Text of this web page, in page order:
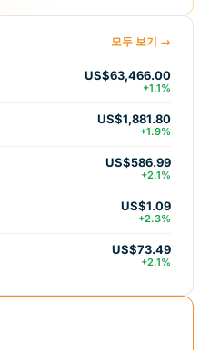
모두 보기 →
US$63,466.00
+1.1%
US$1,881.80
+1.9%
US$586.99
+2.1%
US$1.09
+2.3%
US$73.49
+2.1%